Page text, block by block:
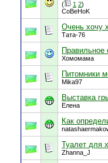
( 1 2)
CoBeHoK
Очень хочу
Тата-76
Правильное
Хомомама
Питомники
Mika97
Выставка
Елена
Как
Туалет для
Zhanna_J